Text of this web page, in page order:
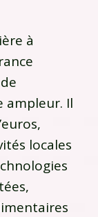
à
ampleur. Il
locales